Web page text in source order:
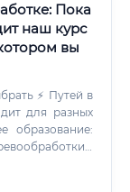
Пока
наш курс
вы
⚡ Путей в
для разных
образование: